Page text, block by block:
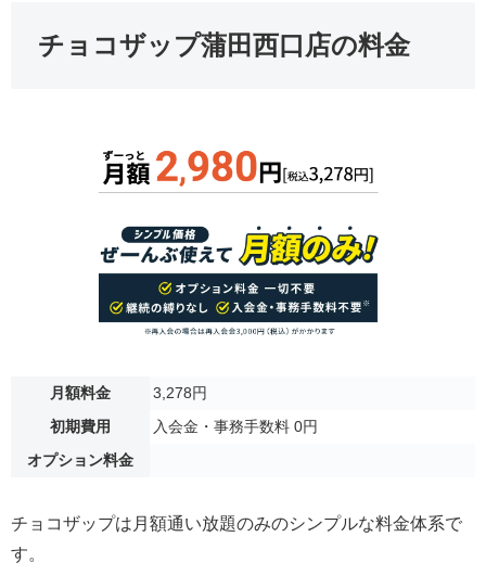
チョコザップ蒲田西口店の料金
月額料金
3,278円
初期費用
入会金・事務手数料 0円
オプション料金
チョコザップは月額通い放題のみのシンプルな料金体系で
す。